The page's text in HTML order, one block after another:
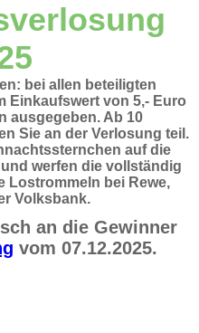
bei allen beteiligten
Einkaufswert von 5,- Euro
ausgegeben. Ab 10
Sie an der Verlosung teil.
auf die
werfen die vollständig
Lostrommeln bei Rewe,
Volksbank.
an die Gewinner
vom 07.12.2025.